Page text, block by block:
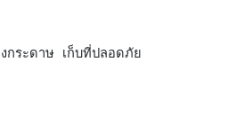
ระดาษ เก็บที่ปลอดภัย